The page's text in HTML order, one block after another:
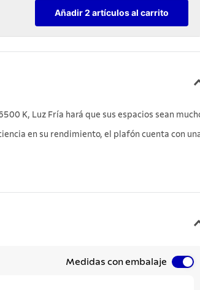
Añadir 2 artículos al carrito
K, Luz Fría hará que sus espacios sean
en su rendimiento, el plafón cuenta con
Medidas con embalaje